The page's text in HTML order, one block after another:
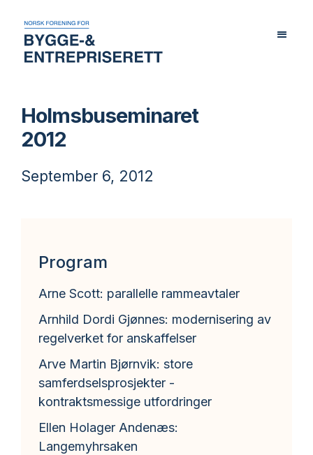
Holmsbuseminaret
2012
September 6, 2012
Program
Arne Scott: parallelle rammeavtaler
Arnhild Dordi Gjønnes: modernisering av
regelverket for anskaffelser
Arve Martin Bjørnvik: store
samferdselsprosjekter -
kontraktsmessige utfordringer
Ellen Holager Andenæs:
Langemyhrsaken